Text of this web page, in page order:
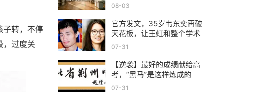
子转，不停
，过度关
08-03
官方发文，35岁韦东奕再破
天花板，让王虹和整个学术
圈“沉默”了
07-31
【逆袭】最好的成绩献给高
考，“黑马”是这样炼成的
（一）
07-31